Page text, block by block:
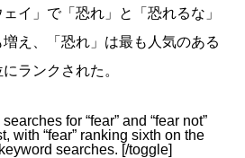
イ」で「恐れ」と「恐れるな」
え、「恐れ」は最も人気のある
ランクされた。
for “fear” and “fear not”
with “fear” ranking sixth on the
searches. [/toggle]